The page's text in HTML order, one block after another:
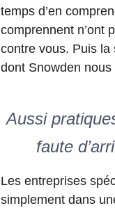
temps d’en
comprennent n’ont
contre vous. Puis la
dont Snowden
Aussi
faute
Les entreprises
simplement dans